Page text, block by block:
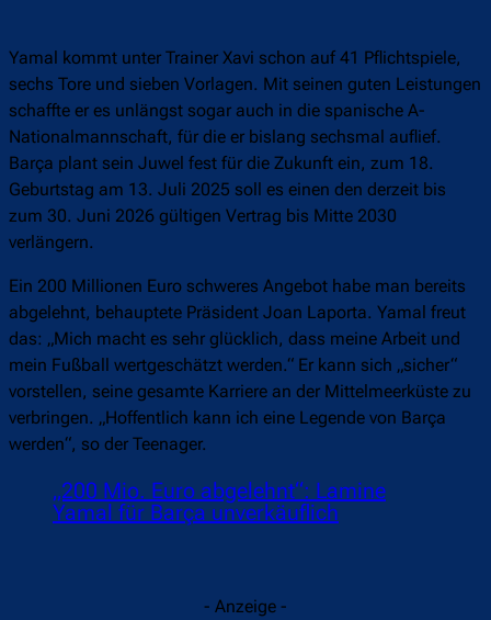
Yamal kommt unter Trainer Xavi schon auf 41 Pflichtspiele,
sechs Tore und sieben Vorlagen. Mit seinen guten Leistungen
schaffte er es unlängst sogar auch in die spanische A-
Nationalmannschaft, für die er bislang sechsmal auflief.
Barça plant sein Juwel fest für die Zukunft ein, zum 18.
Geburtstag am 13. Juli 2025 soll es einen den derzeit bis
zum 30. Juni 2026 gültigen Vertrag bis Mitte 2030
verlängern.
Ein 200 Millionen Euro schweres Angebot habe man bereits
abgelehnt, behauptete Präsident Joan Laporta. Yamal freut
das: „Mich macht es sehr glücklich, dass meine Arbeit und
mein Fußball wertgeschätzt werden.“ Er kann sich „sicher“
vorstellen, seine gesamte Karriere an der Mittelmeerküste zu
verbringen. „Hoffentlich kann ich eine Legende von Barça
werden“, so der Teenager.
„200 Mio. Euro abgelehnt“: Lamine
Yamal für Barça unverkäuflich
- Anzeige -